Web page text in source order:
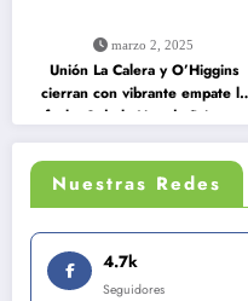
marzo 2, 2025
Unión La Calera y O’Higgins
cierran con vibrante empate la
fecha 3 de la Liga de Primera
2025
Nuestras Redes
4.7k
Seguidores